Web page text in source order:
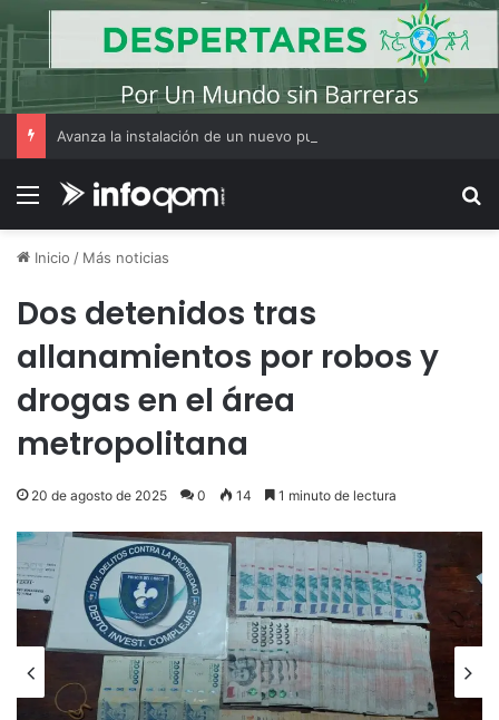
Menú
Inicio / Más noticias
Dos detenidos tras
allanamientos por robos y
drogas en el área
metropolitana
20 de agosto de 2025 0 14 1 minuto de lectura